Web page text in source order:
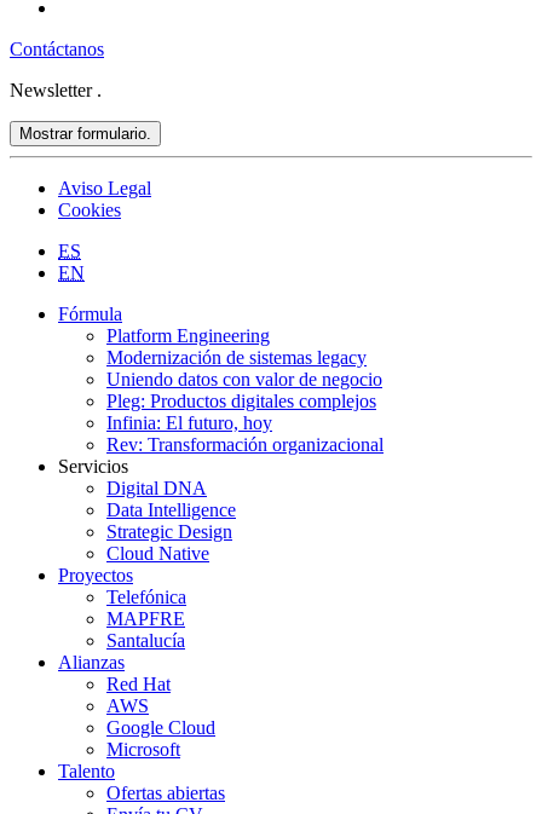
Contáctanos
Newsletter .
Mostrar formulario.
Aviso Legal
Cookies
ES
EN
Fórmula
Platform Engineering
Modernización de sistemas legacy
Uniendo datos con valor de negocio
Pleg: Productos digitales complejos
Infinia: El futuro, hoy
Rev: Transformación organizacional
Servicios
Digital DNA
Data Intelligence
Strategic Design
Cloud Native
Proyectos
Telefónica
MAPFRE
Santalucía
Alianzas
Red Hat
AWS
Google Cloud
Microsoft
Talento
Ofertas abiertas